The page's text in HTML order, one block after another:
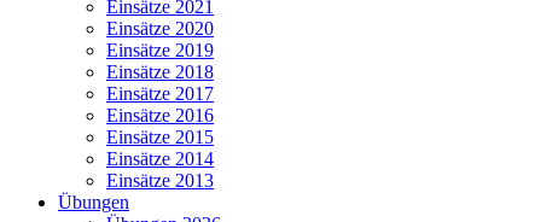
Einsätze 2021
Einsätze 2020
Einsätze 2019
Einsätze 2018
Einsätze 2017
Einsätze 2016
Einsätze 2015
Einsätze 2014
Einsätze 2013
Übungen